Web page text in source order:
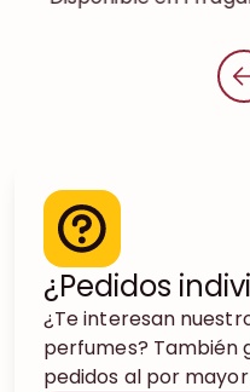
¿Pedidos
¿Te interesan
perfumes? También
pedidos al por